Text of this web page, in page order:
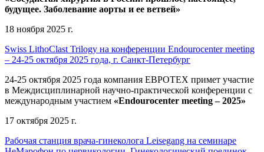
будущее. Заболевание аорты и ее ветвей»
18 ноября 2025 г.
Swiss LithoClast Trilogy на конференции Endourocenter meeting
– 24-25 октября 2025 года, г. Санкт-Петербург
24-25 октября 2025 года компания ЕВРОТЕХ примет участие
в Междисциплинарной научно-практической конференции с
международным участием «Endourocenter meeting – 2025»
17 октября 2025 г.
Рабочая станция врача-гинеколога Leisegang на семинаре